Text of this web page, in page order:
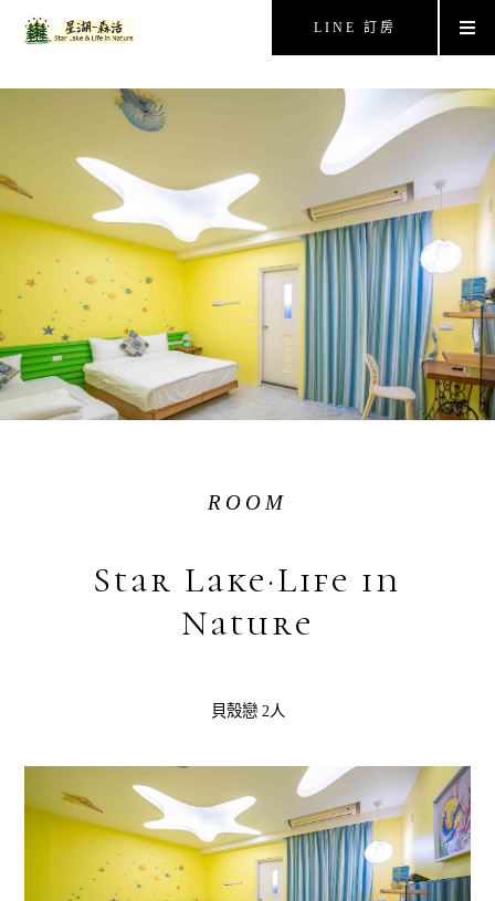
LINE 訂房
ROOM
Star Lake·Life in
Nature
貝殼戀 2人